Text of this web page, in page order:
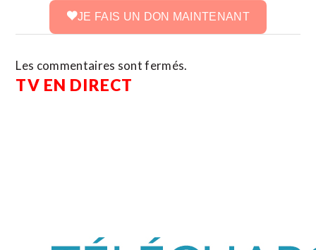
JE FAIS UN DON MAINTENANT
Les commentaires sont fermés.
TV EN DIRECT